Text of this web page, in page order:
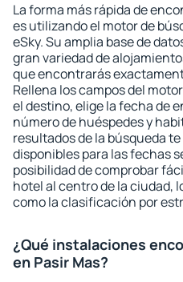
La forma más rápida de
es utilizando el motor de
eSky. Su amplia base de
gran variedad de
que encontrarás
Rellena los campos del
el destino, elige la fecha de
número de huéspedes y
resultados de la búsqueda
disponibles para las fechas
posibilidad de comprobar
hotel al centro de la ciudad,
como la clasificación por
¿Qué instalaciones
en Pasir Mas?